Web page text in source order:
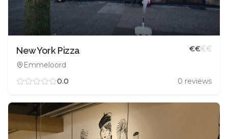
New York Pizza
Emmeloord
€€€€
0.0 0 reviews